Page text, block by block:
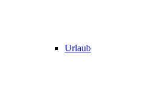
Urlaub